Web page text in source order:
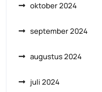
oktober 2024
september 2024
augustus 2024
juli 2024